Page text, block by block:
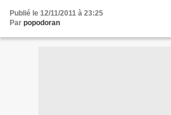
Publié le 12/11/2011 à 23:25
Par popodoran